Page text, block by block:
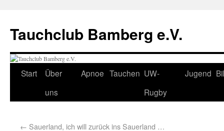
Tauchclub Bamberg e.V.
Start
Über
uns
Apnoe Tauchen UW-
Rugby
Jugend
← Sauerland, ich will zurück ins Sauerland …